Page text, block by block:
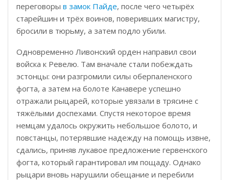
переговоры в замок Пайде, после чего четырёх
старейшин и трёх воинов, поверивших магистру,
бросили в тюрьму, а затем подло убили.
Одновременно Ливонский орден направил свои
войска к Ревелю. Там вначале стали побеждать
эстонцы: они разгромили силы оберпаленского
фогта, а затем на болоте Канавере успешно
отражали рыцарей, которые увязали в трясине с
тяжёлыми доспехами. Спустя некоторое время
немцам удалось окружить небольшое болото, и
повстанцы, потерявшие надежду на помощь извне,
сдались, приняв лукавое предложение гервенского
фогта, который гарантировал им пощаду. Однако
рыцари вновь нарушили обещание и перебили